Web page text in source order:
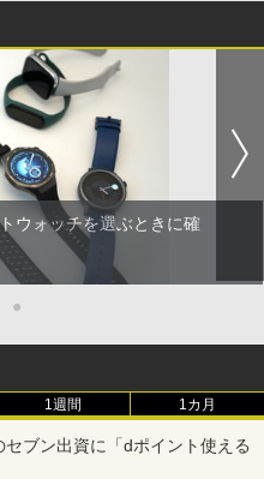
ウォッチを選ぶときに確
●
1週間 1カ月
ブン出資に「dポイント使える